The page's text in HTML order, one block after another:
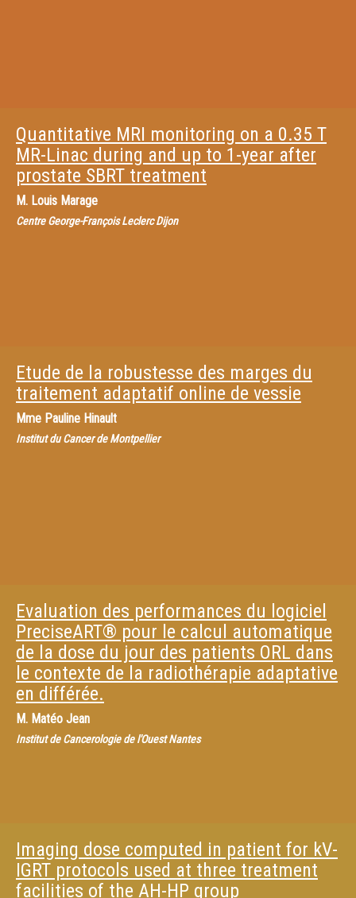
Quantitative MRI monitoring on a 0.35 T
MR-Linac during and up to 1-year after
prostate SBRT treatment
M. Louis Marage
Centre George-François Leclerc Dijon
Etude de la robustesse des marges du
traitement adaptatif online de vessie
Mme Pauline Hinault
Institut du Cancer de Montpellier
Evaluation des performances du logiciel
PreciseART® pour le calcul automatique
de la dose du jour des patients ORL dans
le contexte de la radiothérapie adaptative
en différée.
M. Matéo Jean
Institut de Cancerologie de l'Ouest Nantes
Imaging dose computed in patient for kV-
IGRT protocols used at three treatment
facilities of the AH-HP group